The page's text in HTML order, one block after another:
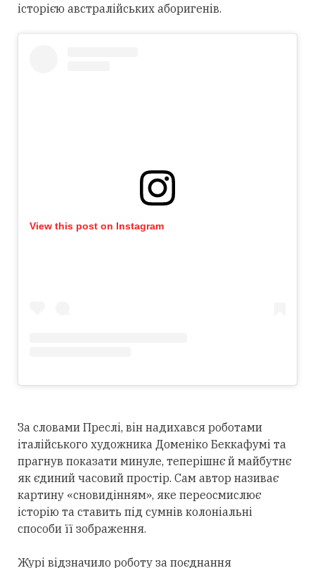
історією австралійських аборигенів.
View this post on Instagram
За словами Преслі, він надихався роботами
італійського художника Доменіко Беккафумі та
прагнув показати минуле, теперішнє й майбутнє
як єдиний часовий простір. Сам автор називає
картину «сновидінням», яке переосмислює
історію та ставить під сумнів колоніальні
способи її зображення.
Журі відзначило роботу за поєднання